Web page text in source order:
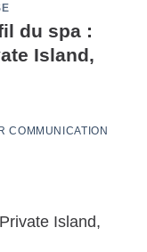
du spa :
Island,
Island,